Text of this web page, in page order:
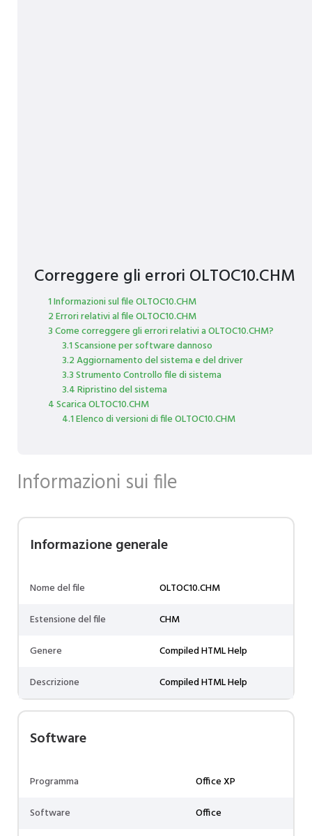
Correggere gli errori OLTOC10.CHM
1 Informazioni sul file OLTOC10.CHM
2 Errori relativi al file OLTOC10.CHM
3 Come correggere gli errori relativi a OLTOC10.CHM?
3.1 Scansione per software dannoso
3.2 Aggiornamento del sistema e del driver
3.3 Strumento Controllo file di sistema
3.4 Ripristino del sistema
4 Scarica OLTOC10.CHM
4.1 Elenco di versioni di file OLTOC10.CHM
Informazioni sui file
Informazione generale
Nome del file
OLTOC10.CHM
Estensione del file
CHM
Genere
Compiled HTML Help
Descrizione
Compiled HTML Help
Software
Programma
Office XP
Software
Office